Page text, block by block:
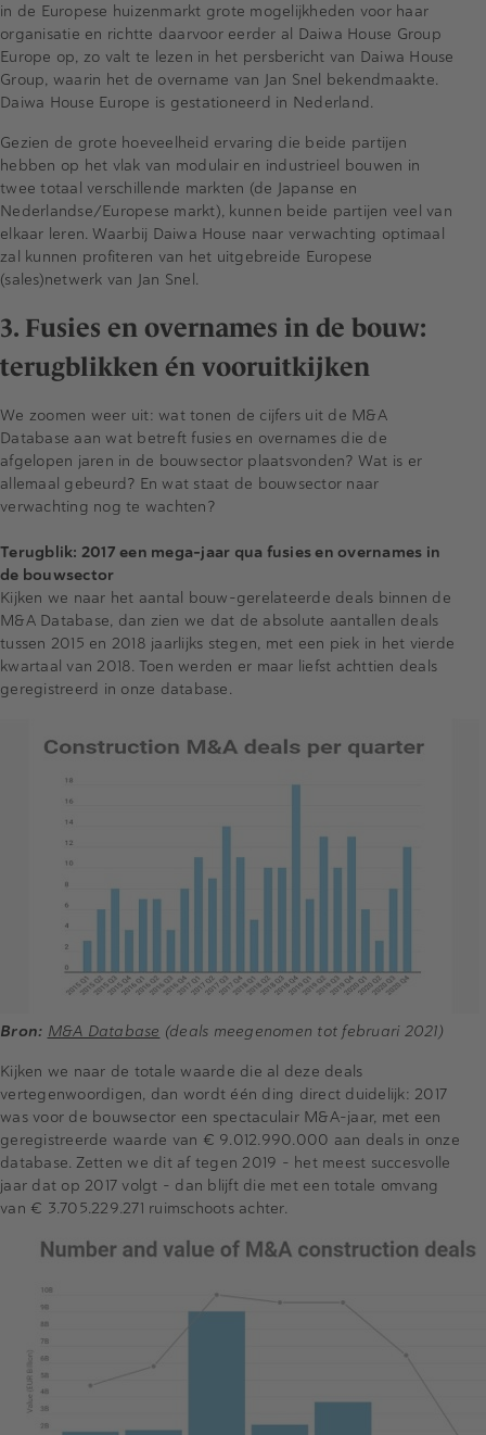
in de Europese huizenmarkt grote mogelijkheden voor haar
organisatie en richtte daarvoor eerder al Daiwa House Group
Europe op, zo valt te lezen in het persbericht van Daiwa House
Group, waarin het de overname van Jan Snel bekendmaakte.
Daiwa House Europe is gestationeerd in Nederland.
Gezien de grote hoeveelheid ervaring die beide partijen
hebben op het vlak van modulair en industrieel bouwen in
twee totaal verschillende markten (de Japanse en
Nederlandse/Europese markt), kunnen beide partijen veel van
elkaar leren. Waarbij Daiwa House naar verwachting optimaal
zal kunnen profiteren van het uitgebreide Europese
(sales)netwerk van Jan Snel.
3. Fusies en overnames in de bouw:
terugblikken én vooruitkijken
We zoomen weer uit: wat tonen de cijfers uit de M&A
Database aan wat betreft fusies en overnames die de
afgelopen jaren in de bouwsector plaatsvonden? Wat is er
allemaal gebeurd? En wat staat de bouwsector naar
verwachting nog te wachten?
Terugblik: 2017 een mega-jaar qua fusies en overnames in
de bouwsector
Kijken we naar het aantal bouw-gerelateerde deals binnen de
M&A Database, dan zien we dat de absolute aantallen deals
tussen 2015 en 2018 jaarlijks stegen, met een piek in het vierde
kwartaal van 2018. Toen werden er maar liefst achttien deals
geregistreerd in onze database.
Bron: M&A Database (deals meegenomen tot februari 2021)
Kijken we naar de totale waarde die al deze deals
vertegenwoordigen, dan wordt één ding direct duidelijk: 2017
was voor de bouwsector een spectaculair M&A-jaar, met een
geregistreerde waarde van € 9.012.990.000 aan deals in onze
database. Zetten we dit af tegen 2019 - het meest succesvolle
jaar dat op 2017 volgt - dan blijft die met een totale omvang
van € 3.705.229.271 ruimschoots achter.